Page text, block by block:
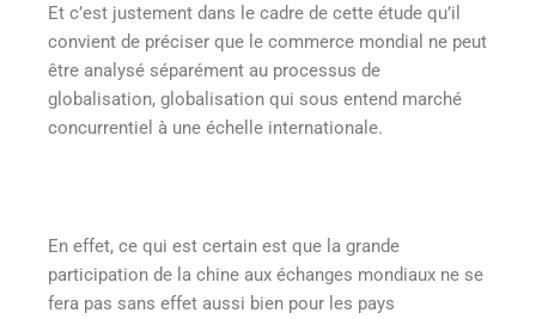
Et c’est justement dans le cadre de cette étude qu’il
convient de préciser que le commerce mondial ne peut
être analysé séparément au processus de
globalisation, globalisation qui sous entend marché
concurrentiel à une échelle internationale.
En effet, ce qui est certain est que la grande
participation de la chine aux échanges mondiaux ne se
fera pas sans effet aussi bien pour les pays